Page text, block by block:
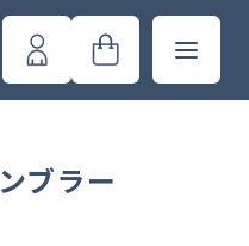
ブラー